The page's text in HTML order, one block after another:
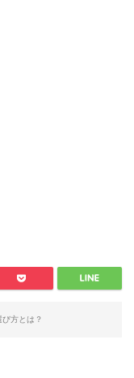
方とは？